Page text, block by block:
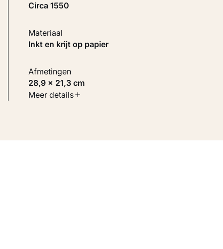
circa 1550
Materiaal
Inkt en krijt op papier
Afmetingen
28,9 × 21,3 cm
Soort werk
Meer details